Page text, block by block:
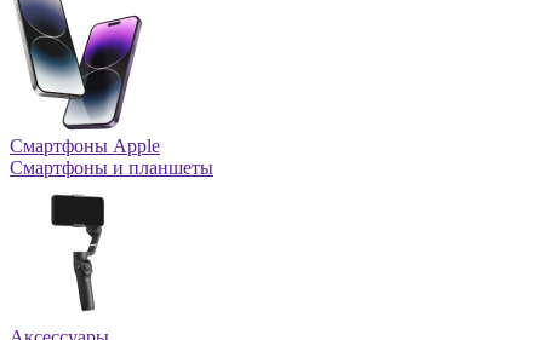
Смартфоны Apple
Смартфоны и планшеты